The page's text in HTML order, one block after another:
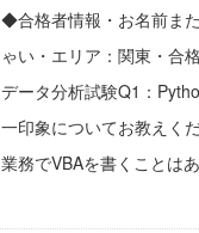
◆合格者情報・お名前ま
ゃい・エリア：関東・合
データ分析試験Q1：
一印象についてお教えく
業務でVBAを書くことは